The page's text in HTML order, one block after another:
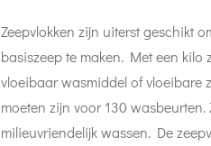
Zeepvlokken zijn uiterst geschikt
basiszeep te maken. Met een kilo
vloeibaar wasmiddel of vloeibare
moeten zijn voor 130 wasbeurten.
milieuvriendelijk wassen. De